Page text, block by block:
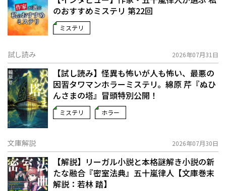
のおすすめミステリ 第22回
ミステリ
試し読み 2026年07月31日
【試し読み】怪異も怖いが人も怖い、最悪の
因習タワマンホラーミステリ。綿原 芹『ぬひ
んさまの塔』冒頭特別公開！
ミステリ ホラー
文庫解説 2026年07月30日
【解説】リーガル小説と本格謎解き小説の新
たな融合――『密室法典』五十嵐律人【文庫巻末
解説：若林 踏】